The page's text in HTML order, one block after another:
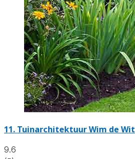
11. Tuinarchitektuur Wim de Wit
9.6